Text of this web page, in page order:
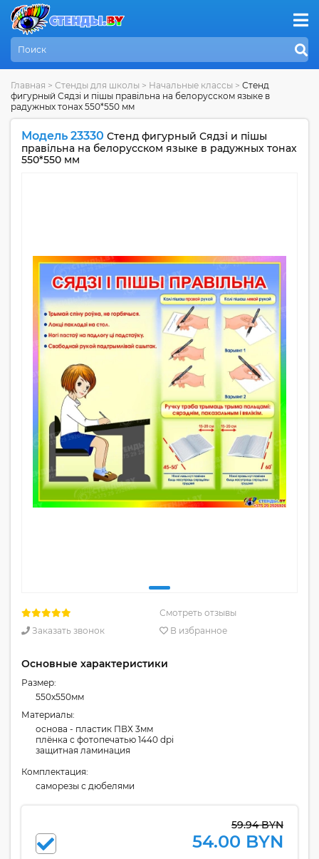
Главная > Стенды для школы > Начальные классы > Стенд
фигурный Сядзi и пiшы правiльна на белорусском языке в
радужных тонах 550*550 мм
Модель 23330 Стенд фигурный Сядзi и пiшы
правiльна на белорусском языке в радужных тонах
550*550 мм
Смотреть отзывы
Заказать звонок
В избранное
Основные характеристики
Размер:
550x550мм
Материалы:
основа - пластик ПВХ 3мм
плёнка с фотопечатью 1440 dpi
защитная ламинация
Комплектация:
cаморезы с дюбелями
59.94 BYN
54.00 BYN